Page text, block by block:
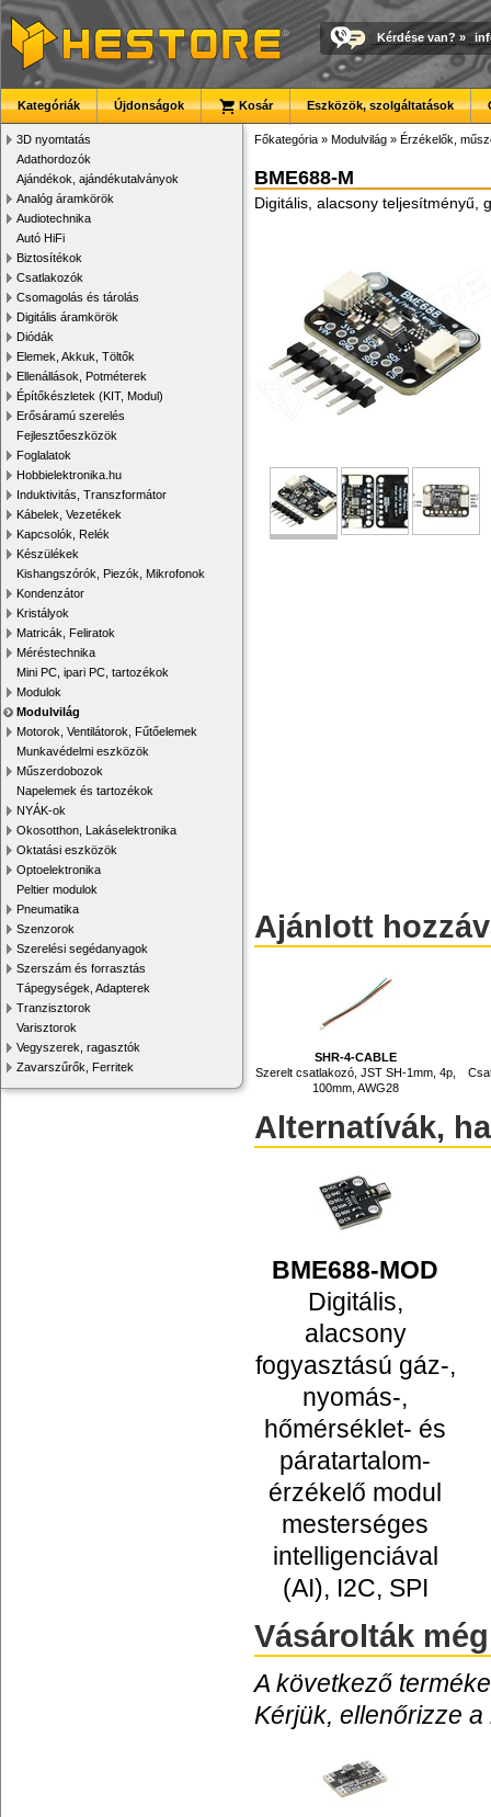
Kérdése van? »
Kategóriák Újdonságok Kosár Eszközök, szolgáltatások
3D nyomtatás
Adathordozók
Ajándékok, ajándékutalványok
Analóg áramkörök
Audiotechnika
Autó HiFi
Biztosítékok
Csatlakozók
Csomagolás és tárolás
Digitális áramkörök
Diódák
Elemek, Akkuk, Töltők
Ellenállások, Potméterek
Építőkészletek (KIT, Modul)
Erősáramú szerelés
Fejlesztőeszközök
Foglalatok
Hobbielektronika.hu
Induktivitás, Transzformátor
Kábelek, Vezetékek
Kapcsolók, Relék
Készülékek
Kishangszórók, Piezók, Mikrofonok
Kondenzátor
Kristályok
Matricák, Feliratok
Méréstechnika
Mini PC, ipari PC, tartozékok
Modulok
Modulvilág
Motorok, Ventilátorok, Fűtőelemek
Munkavédelmi eszközök
Műszerdobozok
Napelemek és tartozékok
NYÁK-ok
Okosotthon, Lakáselektronika
Oktatási eszközök
Optoelektronika
Peltier modulok
Pneumatika
Szenzorok
Szerelési segédanyagok
Szerszám és forrasztás
Tápegységek, Adapterek
Tranzisztorok
Varisztorok
Vegyszerek, ragasztók
Zavarszűrők, Ferritek
Főkategória » Modulvilág » Érzékelők,
BME688-M
Digitális, alacsony teljesítményű,
Ajánlott
SHR-4-CABLE
Szerelt csatlakozó, JST SH-1mm, 4p,
100mm, AWG28
Alternatívák,
BME688-MOD
Digitális,
alacsony
fogyasztású gáz-,
nyomás-,
hőmérséklet- és
páratartalom-
érzékelő modul
mesterséges
intelligenciával
(AI), I2C, SPI
Vásárolták még
A következő
Kérjük, ellenőrizze